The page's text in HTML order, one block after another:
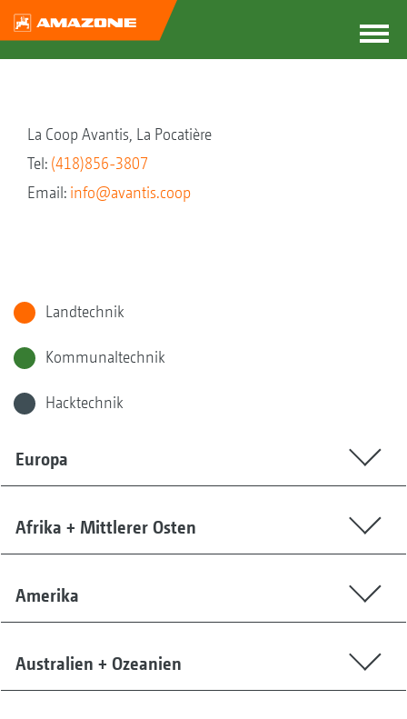
La Coop Avantis, La Pocatière
Tel: (418)856-3807
Email: info@avantis.coop
Landtechnik
Kommunaltechnik
Hacktechnik
Europa
Afrika + Mittlerer Osten
Amerika
Australien + Ozeanien